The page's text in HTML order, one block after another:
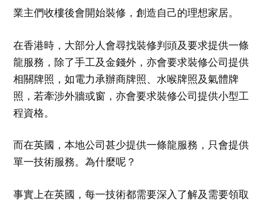
業主們收樓後會開始裝修，創造自己的理想家居。
在香港時，大部分人會尋找裝修判頭及要求提供一條
龍服務，除了手工及金錢外，亦會要求裝修公司提供
相關牌照，如電力承辦商牌照、水喉牌照及氣體牌
照，若牽涉外牆或窗，亦會要求裝修公司提供小型工
程資格。
而在英國，本地公司甚少提供一條龍服務，只會提供
單一技術服務。為什麼呢？
事實上在英國，每一技術都需要深入了解及需要領取